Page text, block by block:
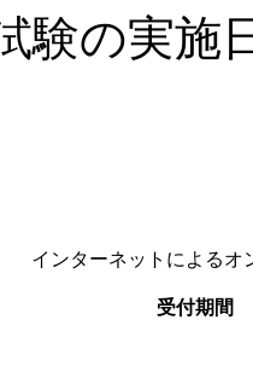
験の実施
インターネットによるオ
受付期間